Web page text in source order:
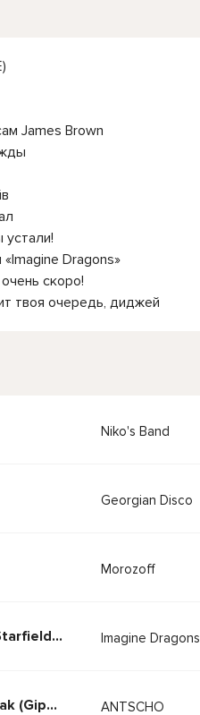
James Brown
Dragons»
скоро!
твоя очередь, диджей
Niko's Band
Georgian Disco
Morozoff
Children of the Sky (A Starfield song) Imagine Dragons
Amor Mio & Tamally Maak (Gipsy Kings mix) ANTSCHO